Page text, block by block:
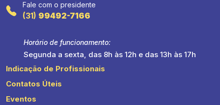
Fale com o presidente
(31) 99492-7166
Horário de funcionamento:
Segunda a sexta, das 8h às 12h e das 13h às 17h
Indicação de Profissionais
Contatos Úteis
Eventos